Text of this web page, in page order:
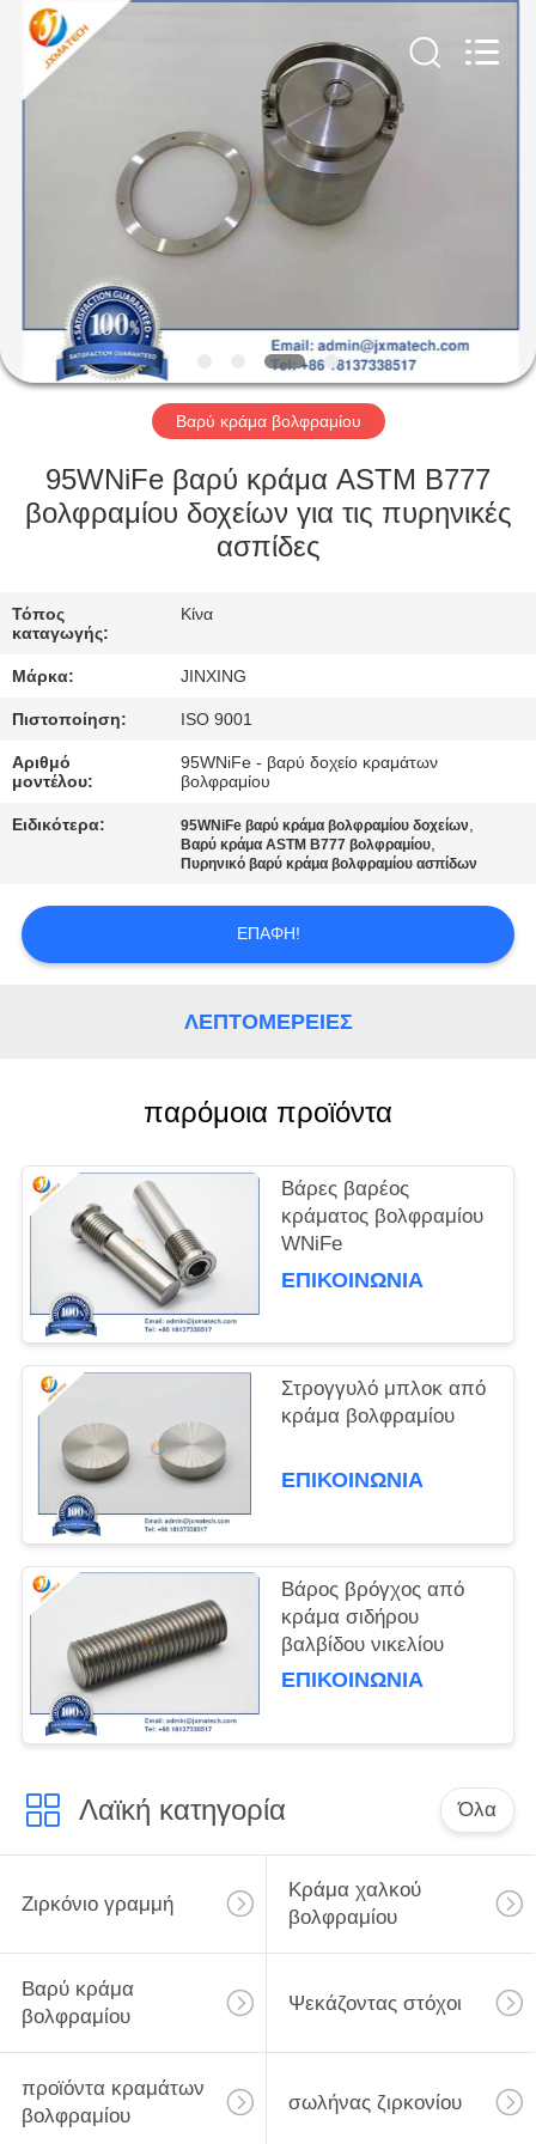
ΠΡΟΪΌΝΤΑ
ΠΕΡΊΠΟΥ
ΕΜΕΊΣ
ΓΎΡΟΣ
ΕΡΓΟΣΤΑΣΊΩΝ
ΜΑΣ
ΕΠΑΦΉ
ΜΕ
ΕΙΔΉΣΕΙΣ
ΠΕΡΙΠΤΏΣΕΙΣ
ΈΝΑ
ΑΠΌΣΠΑΣΜΑ
PRIVACY
POLICY
Rights
Reserved.
Developed
ECER
Βαρύ κράμα βολφραμίου
95WNiFe βαρύ κράμα ASTM B777
βολφραμίου δοχείων για τις πυρηνικές
ασπίδες
Τόπος
καταγωγής:
Κίνα
Μάρκα: JINXING
Πιστοποίηση: ISO 9001
Αριθμό
μοντέλου:
95WNiFe - βαρύ δοχείο κραμάτων
βολφραμίου
Ειδικότερα: 95WNiFe βαρύ κράμα βολφραμίου δοχείων,
Βαρύ κράμα ASTM B777 βολφραμίου,
Πυρηνικό βαρύ κράμα βολφραμίου ασπίδων
ΕΠΑΦΉ!
ΛΕΠΤΟΜΈΡΕΙΕΣ
παρόμοια προϊόντα
Βάρες βαρέος
κράματος βολφραμίου
WNiFe
ΕΠΙΚΟΙΝΩΝΊΑ
Στρογγυλό μπλοκ από
κράμα βολφραμίου
ΕΠΙΚΟΙΝΩΝΊΑ
Βάρος βρόγχος από
κράμα σιδήρου
βαλβίδου νικελίου
ΕΠΙΚΟΙΝΩΝΊΑ
Λαϊκή κατηγορία Όλα
Ζιρκόνιο γραμμή
Κράμα χαλκού
βολφραμίου
Βαρύ κράμα
βολφραμίου
Ψεκάζοντας στόχοι
προϊόντα κραμάτων
βολφραμίου
σωλήνας ζιρκονίου